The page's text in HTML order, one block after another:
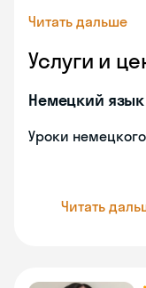
Читать дальше
Услуги и
Немецкий язык
Уроки немецкого
Читать